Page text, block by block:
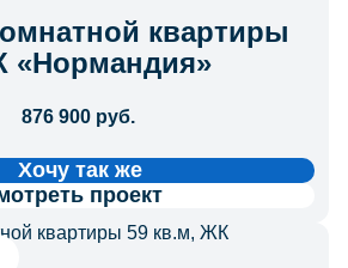
квартиры
«Нормандия»
876 900 руб.
Хочу так же
проект